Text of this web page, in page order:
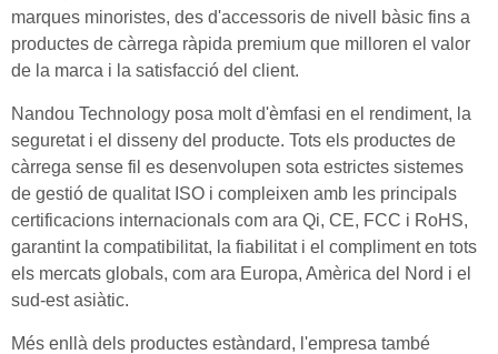
marques minoristes, des d'accessoris de nivell bàsic fins a
productes de càrrega ràpida premium que milloren el valor
de la marca i la satisfacció del client.
Nandou Technology posa molt d'èmfasi en el rendiment, la
seguretat i el disseny del producte. Tots els productes de
càrrega sense fil es desenvolupen sota estrictes sistemes
de gestió de qualitat ISO i compleixen amb les principals
certificacions internacionals com ara Qi, CE, FCC i RoHS,
garantint la compatibilitat, la fiabilitat i el compliment en tots
els mercats globals, com ara Europa, Amèrica del Nord i el
sud-est asiàtic.
Més enllà dels productes estàndard, l'empresa també